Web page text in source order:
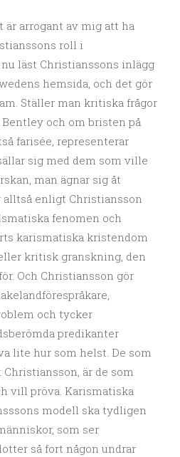
är arrogant av mig att ha
roll i
läst Christianssons inlägg
hemsida, och det gör
Ställer man kritiska frågor
och om bristen på
farisée, representerar
sig med dem som ville
man ägnar sig åt
alltså enligt Christiansson
fenomen och
karismatiska kristendom
kritisk granskning, den
Och Christiansson gör
och tycker
predikanter
lite hur som helst. De som
är de som
vill pröva. Karismatiska
modell ska tydligen
som ser
så fort någon undrar